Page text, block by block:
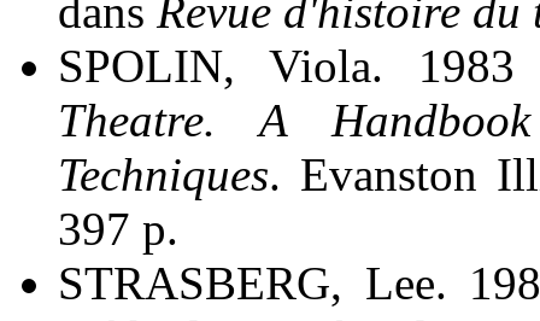
dans Revue d'histoire du
SPOLIN, Viola.
Theatre. A
Techniques. Evanston
397 p.
STRASBERG, Lee.